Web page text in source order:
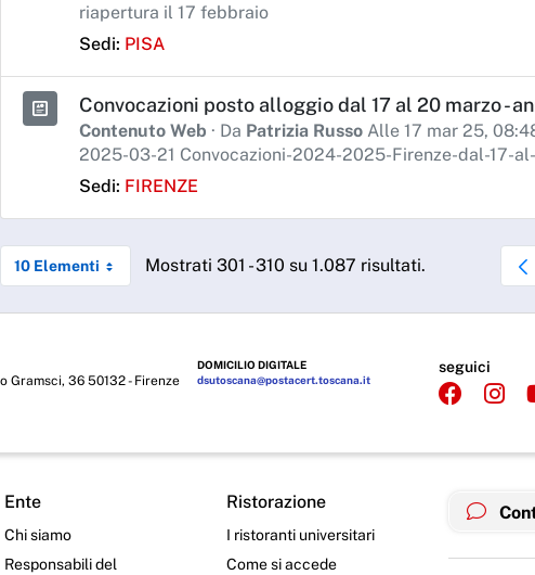
riapertura il 17 febbraio
Sedi: PISA
Convocazioni posto alloggio dal 17 al 20 marzo -
Contenuto Web · Da Patrizia Russo Alle 17 mar 25,
2025-03-21 Convocazioni-2024-2025-Firenze-dal-17-
Sedi: FIRENZE
10 Elementi Mostrati 301 - 310 su 1.087 risultati.
Gramsci, 36 50132 - Firenze
DOMICILIO DIGITALE
dsutoscana@postacert.toscana.it
seguici
Ente
Chi siamo
Responsabili del
Ristorazione
I ristoranti universitari
Come si accede